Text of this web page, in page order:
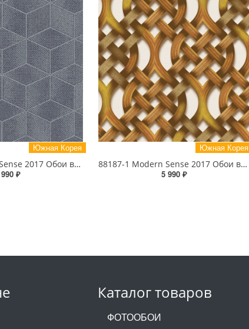
Южная Корея
88184-5 Modern Sense 2017 Обои виниловые на бумажной основе 1.06*15.6
₽
Южная Корея
88187-1 Modern Sense 2017 Обои виниловые на бумажной основе 1.06*15.6
5 990 ₽
Каталог товаров
ФОТООБОИ